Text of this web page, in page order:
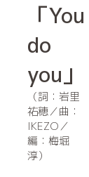
「You
do
you」
（詞：岩里
祐穂／曲：
IKEZO／
編：梅堀
淳）